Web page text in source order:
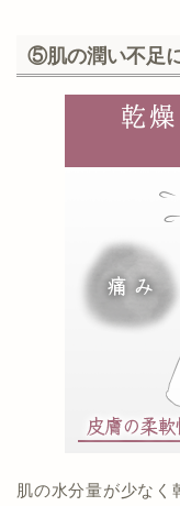
⑤肌の潤い不足
肌の水分量が少なく